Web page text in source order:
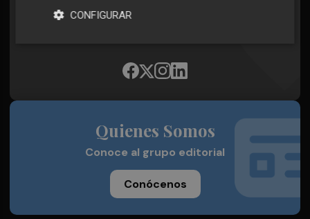
Síguenos en redes
Quienes Somos
Conoce al grupo editorial
Conócenos
CONFIGURAR